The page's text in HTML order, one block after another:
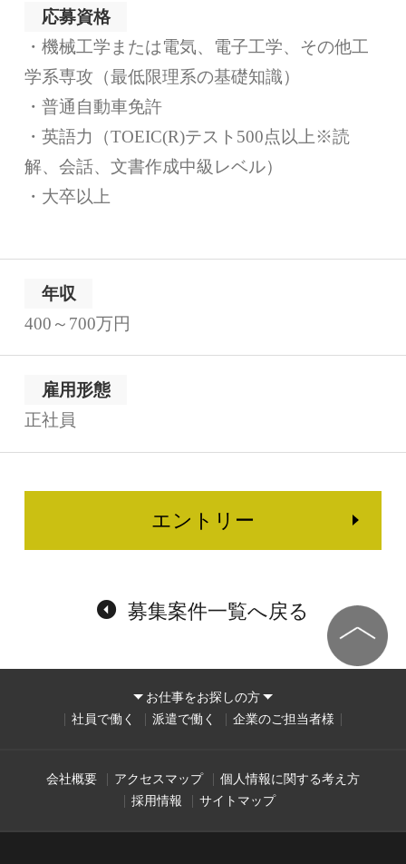
応募資格
・機械工学または電気、電子工学、その他工
学系専攻（最低限理系の基礎知識）
・普通自動車免許
・英語力（TOEIC(R)テスト500点以上※読
解、会話、文書作成中級レベル）
・大卒以上
年収
400～700万円
雇用形態
正社員
エントリー
募集案件一覧へ戻る
お仕事をお探しの方
社員で働く
派遣で働く 企業のご担当者様
会社概要 アクセスマップ
個人情報に関する考え方
採用情報
サイトマップ